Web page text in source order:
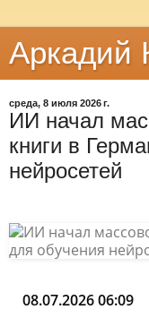
Аркадий
среда, 8 июля 2026 г.
ИИ начал
книги в
нейросетей
08.07.2026 06:09